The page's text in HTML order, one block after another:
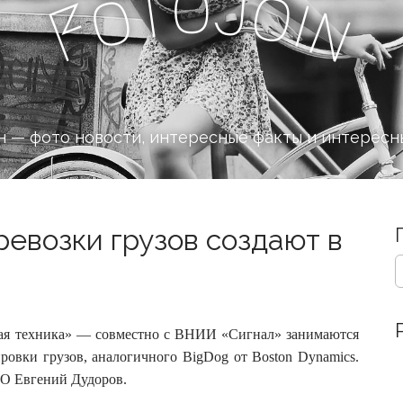
Fo i
n
фото новости, интересные факты и
грузов создают в
техника» — совместно с ВНИИ «Сигнал» занимаются
грузов, аналогичного BigDog от Boston Dynamics.
Евгений Дудоров.
S
e
c